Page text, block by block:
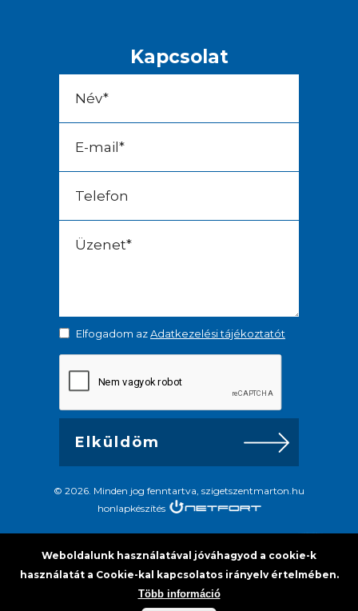
Kapcsolat
Elfogadom azAdatkezelési tájékoztatót
© 2026. Minden jog fenntartva, szigetszentmarton.hu
honlapkészítés
Weboldalunk használatával jóváhagyod a cookie-k
használatát a Cookie-kal kapcsolatos irányelv értelmében.
Több információ